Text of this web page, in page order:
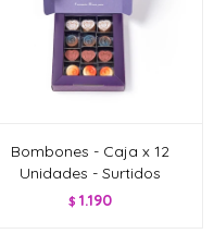
Bombones - Caja x 12
Unidades - Surtidos
$ 1.190